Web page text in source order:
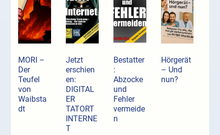
MORI –
Der
Teufel
von
Waibsta
dt
Jetzt
erschien
en:
DIGITAL
ER
TATORT
INTERNE
T
Bestatter
:
Abzocke
und
Fehler
vermeide
n
Hörgerät
– Und
nun?